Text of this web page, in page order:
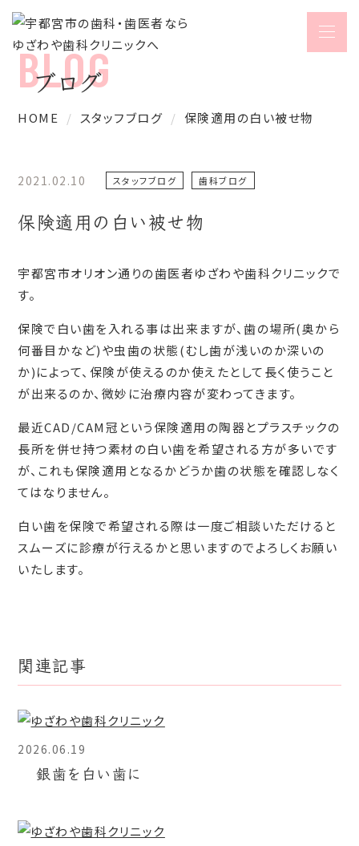
ブログ
HOME スタッフブログ 保険適用の白い被せ物
2021.02.10 スタッフブログ 歯科ブログ
保険適用の白い被せ物
宇都宮市オリオン通りの歯医者ゆざわや歯科クリニックで
す。
保険で白い歯を入れる事は出来ますが、歯の場所(奥から
何番目かなど)や虫歯の状態(むし歯が浅いのか深いの
か)によって、保険が使えるのか使えたとして長く使うこと
が出来るのか、微妙に治療内容が変わってきます。
最近CAD/CAM冠という保険適用の陶器とプラスチックの
長所を併せ持つ素材の白い歯を希望される方が多いです
が、これも保険適用となるかどうか歯の状態を確認しなく
てはなりません。
白い歯を保険で希望される際は一度ご相談いただけると
スムーズに診療が行えるかと思いますのでよろしくお願い
いたします。
関連記事
2026.06.19
銀歯を白い歯に